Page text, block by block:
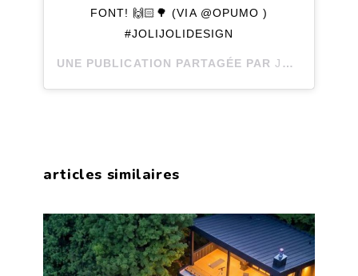
FONT! 🙌🏻🌳 (VIA @OPUMO )
#JOLIJOLIDESIGN
UNE PUBLICATION PARTAGÉE PARJOLI JOLI DESIGN
articles similaires